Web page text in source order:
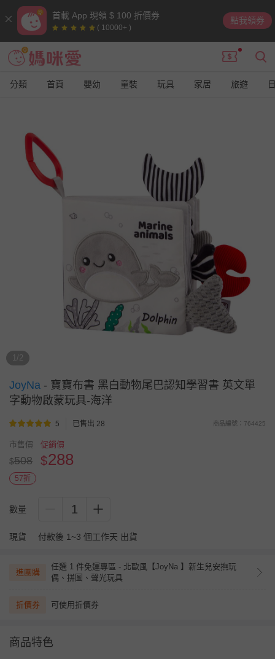
首載 App 現領 $ 100 折價券
( 10000+ )
點我領券
分類 首頁 嬰幼 童裝 玩具 家居 旅遊
1/2
JoyNa - 寶寶布書 黑白動物尾巴認知學習書 英文單
字動物啟蒙玩具-海洋
5 已售出 28 商品編號：764425
市售價
$508
促銷價
$288
57折
數量 1
現貨 付款後 1~3 個工作天 出貨
進團購
任選 1 件免運專區 - 北歐風【JoyNa 】新生兒安撫玩
偶、拼圖、聲光玩具
折價券 可使用折價券
商品特色